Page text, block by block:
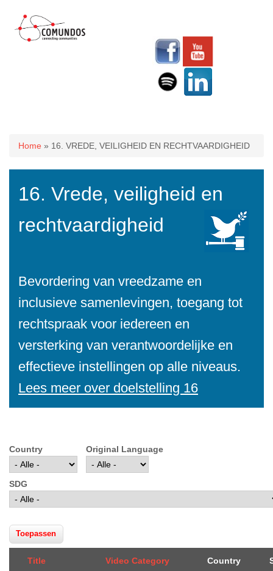
U bent hier
Home » 16. VREDE, VEILIGHEID EN RECHTVAARDIGHEID
16. Vrede, veiligheid en
rechtvaardigheid
Bevordering van vreedzame en
inclusieve samenlevingen, toegang tot
rechtspraak voor iedereen en
versterking van verantwoordelijke en
effectieve instellingen op alle niveaus.
Lees meer over doelstelling 16
Country Original Language
SDG
Title Video Category Country